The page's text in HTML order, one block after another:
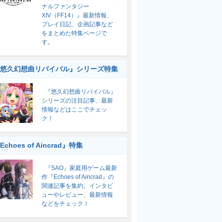
ナルファンタジー
XIV（FF14）』最新情報、
プレイ日記、企画記事など
をまとめた特集ページで
す。
久幻想曲リバイバル』シリーズ特集
『悠久幻想曲リバイバル』
シリーズの注目記事、最新
情報などはここでチェッ
ク！
of Aincrad』特集
『SAO』家庭用ゲーム最新
作『Echoes of Aincrad』の
関連記事を集約。インタビ
ューやレビュー、最新情報
などをチェック！